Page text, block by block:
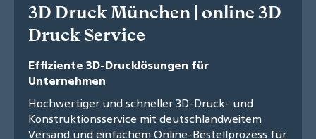
3D Druck München | online 3D
Druck Service
Effiziente 3D-Drucklösungen für
Unternehmen
Hochwertiger und schneller 3D-Druck- und
Konstruktionsservice mit deutschlandweitem
Versand und einfachem Online-Bestellprozess für